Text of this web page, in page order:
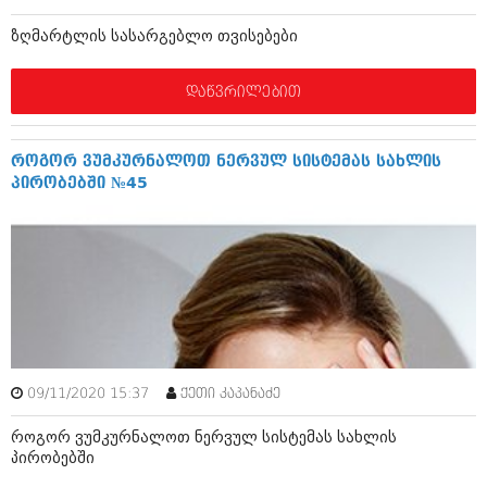
კულინარია
ბიზნესსიახლეები
გვარები
თემიდას სასწორი
ჰოროსკოპი და შეუცნობელი
რომანი და დეტექტივი
სახალისო ამბები
ბიზნესსიახლეები
იუმორი
კალეიდოსკოპი
ჰოროსკოპი და შეუცნობელი
რომანი და დეტექტივი
სახალისო ამბები
შოუბიზნესი
დაიჯესტი
ზღმარტლის სასარგებლო თვისებები
დაწვრილებით
როგორ ვუმკურნალოთ ნერვულ სისტემას სახლის
პირობებში №45
09/11/2020 15:37 ქეთი კაპანაძე
როგორ ვუმკურნალოთ ნერვულ სისტემას სახლის
პირობებში